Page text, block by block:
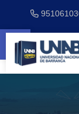
Abrir